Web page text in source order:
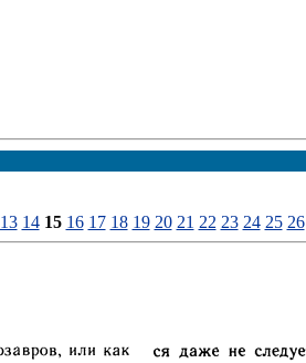
13 14 15 16 17 18 19 20 21 22 23 24 25 26